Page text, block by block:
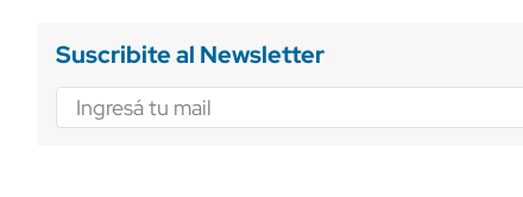
Suscribite al Newsletter